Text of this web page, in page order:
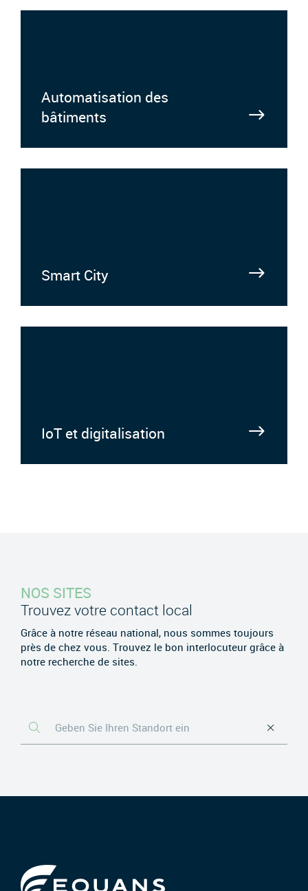
Automatisation des
bâtiments
Smart City
IoT et digitalisation
NOS SITES
Trouvez votre contact local
Grâce à notre réseau national, nous sommes toujours
près de chez vous. Trouvez le bon interlocuteur grâce à
notre recherche de sites.